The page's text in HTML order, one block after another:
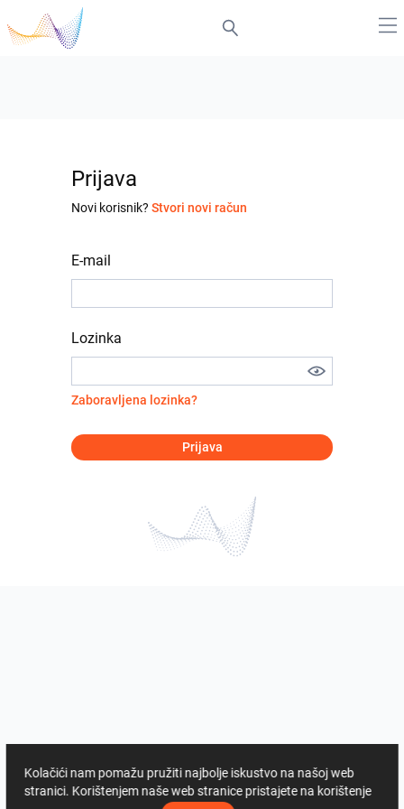
Prijava
Novi korisnik? Stvori novi račun
E-mail
Lozinka
Zaboravljena lozinka?
Prijava
Kolačići nam pomažu pružiti najbolje iskustvo na našoj web
stranici. Korištenjem naše web stranice pristajete na korištenje